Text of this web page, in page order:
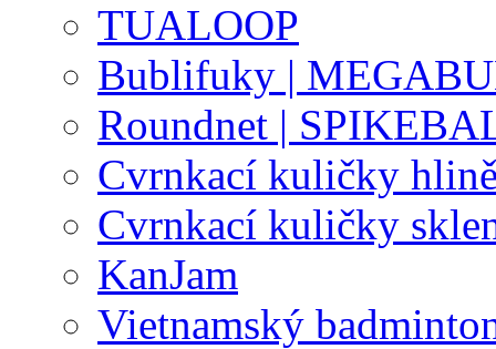
TUALOOP
Bublifuky |
Roundnet |
Cvrnkací kuličky
Cvrnkací kuličky
KanJam
Vietnamský